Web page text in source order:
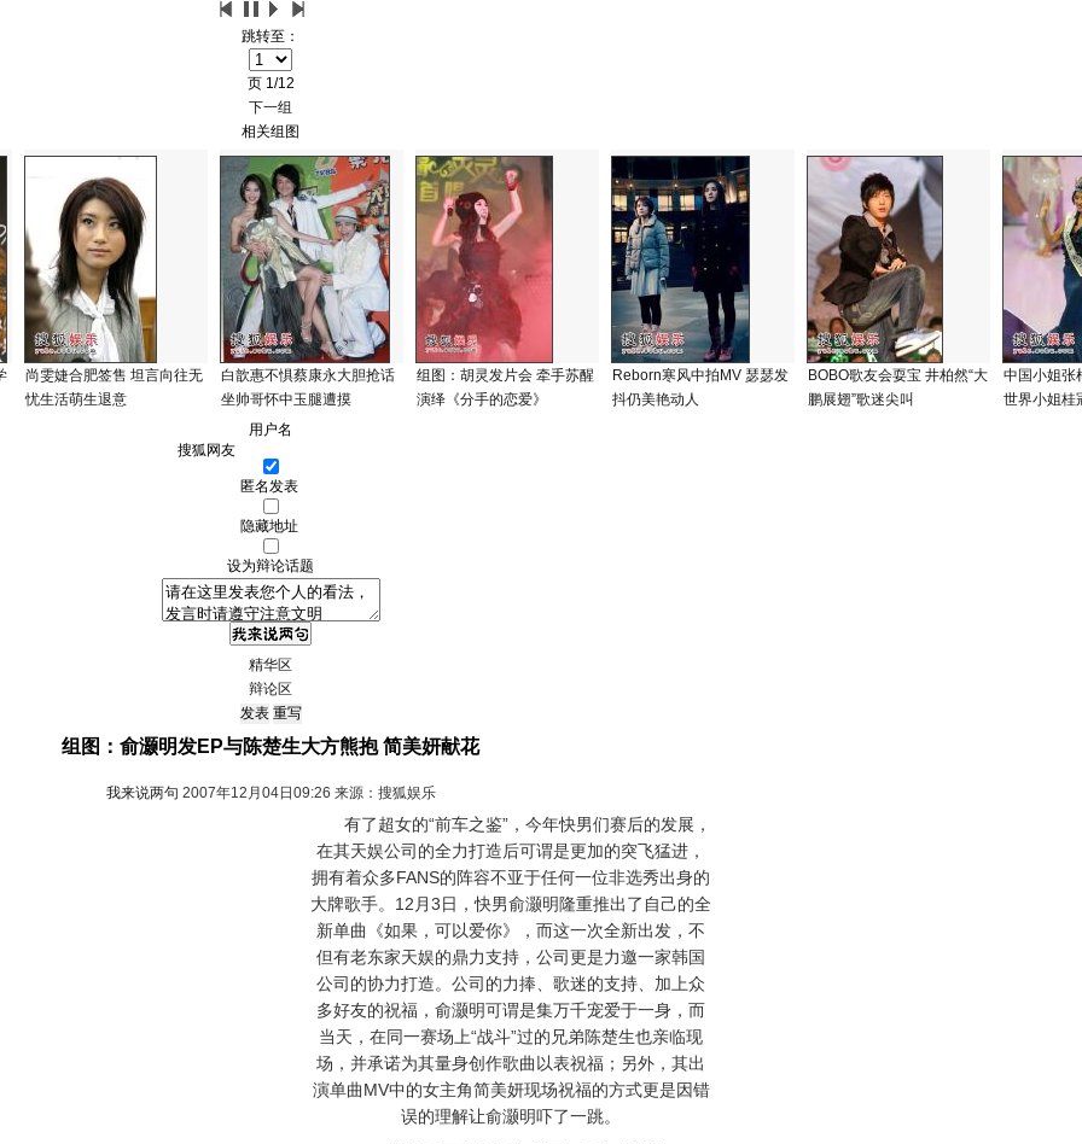
跳转至：
页 1/12
下一组
相关组图
尚雯婕合肥签售 坦言向往无
忧生活萌生退意
白歆惠不惧蔡康永大胆抢话
坐帅哥怀中玉腿遭摸
组图：胡灵发片会 牵手苏醒
演绎《分手的恋爱》
Reborn寒风中拍MV 瑟瑟发
抖仍美艳动人
BOBO歌友会耍宝 井柏然“大
鹏展翅”歌迷尖叫
中国小姐张
世界小姐桂
用户名
匿名发表
隐藏地址
设为辩论话题
精华区
辩论区
组图：俞灏明发EP与陈楚生大方熊抱 简美妍献花
我来说两句 2007年12月04日09:26 来源：搜狐娱乐
有了超女的“前车之鉴”，今年快男们赛后的发展，
在其天娱公司的全力打造后可谓是更加的突飞猛进，
拥有着众多FANS的阵容不亚于任何一位非选秀出身的
大牌歌手。12月3日，快男俞灏明隆重推出了自己的全
新单曲《如果，可以爱你》，而这一次全新出发，不
但有老东家天娱的鼎力支持，公司更是力邀一家韩国
公司的协力打造。公司的力捧、歌迷的支持、加上众
多好友的祝福，俞灏明可谓是集万千宠爱于一身，而
当天，在同一赛场上“战斗”过的兄弟陈楚生也亲临现
场，并承诺为其量身创作歌曲以表祝福；另外，其出
演单曲MV中的女主角简美妍现场祝福的方式更是因错
误的理解让俞灏明吓了一跳。